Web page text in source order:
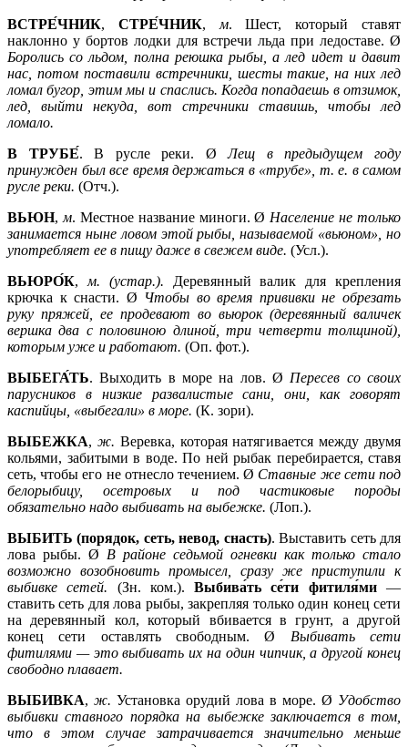
ВСТРЕ́ЧНИК, СТРЕ́ЧНИК, м. Шест, который ставят
наклонно у бортов лодки для встречи льда при ледоставе. Ø
Боролись со льдом, полна реюшка рыбы, а лед идет и давит
нас, потом поставили встречники, шесты такие, на них лед
ломал бугор, этим мы и спаслись. Когда попадаешь в отзимок,
лед, выйти некуда, вот стречники ставишь, чтобы лед
ломало.
В ТРУБЕ́. В русле реки. ØЛещ в предыдущем году
принужден был все время держаться в «трубе», т. е. в самом
русле реки. (Отч.).
ВЬЮН, м. Местное название миноги. Ø Население не только
занимается ныне ловом этой рыбы, называемой «вьюном», но
употребляет ее в пищу даже в свежем виде. (Усл.).
ВЬЮРО́К, м. (устар.). Деревянный валик для крепления
крючка к снасти. Ø Чтобы во время прививки не обрезать
руку пряжей, ее продевают во вьюрок (деревянный валичек
вершка два с половиною длиной, три четверти толщиной),
которым уже и работают. (Оп. фот.).
ВЫБЕГА́ТЬ. Выходить в море на лов. Ø Пересев со своих
парусников в низкие развалистые сани, они, как говорят
каспийцы, «выбегали» в море. (К. зори).
ВЫБЕЖКА, ж. Веревка, которая натягивается между двумя
кольями, забитыми в воде. По ней рыбак перебирается, ставя
сеть, чтобы его не отнесло течением. Ø Ставные же сети под
белорыбицу, осетровых и под частиковые породы
обязательно надо выбивать на выбежке. (Лоп.).
ВЫБИТЬ (порядок, сеть, невод, снасть). Выставить сеть для
лова рыбы. Ø В районе седьмой огневки как только стало
возможно возобновить промысел, сразу же приступили к
выбивке сетей. (Зн. ком.).Выбива́ть се́ти фитиля́ми—
ставить сеть для лова рыбы, закрепляя только один конец сети
на деревянный кол, который вбивается в грунт, а другой
конец сети оставлять свободным. Ø Выбивать сети
фитилями — это выбивать их на один чипчик, а другой конец
свободно плавает.
ВЫБИВКА, ж. Установка орудий лова в море. Ø Удобство
выбивки ставного порядка на выбежке заключается в том,
что в этом случае затрачивается значительно меньше